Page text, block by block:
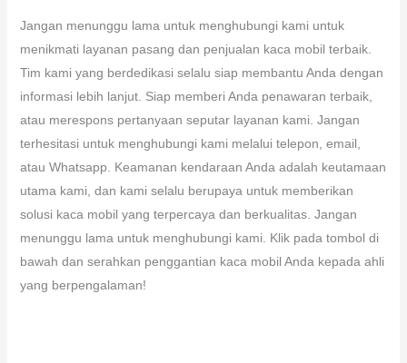
Jangan menunggu lama untuk menghubungi kami untuk
menikmati layanan pasang dan penjualan kaca mobil terbaik.
Tim kami yang berdedikasi selalu siap membantu Anda dengan
informasi lebih lanjut. Siap memberi Anda penawaran terbaik,
atau merespons pertanyaan seputar layanan kami. Jangan
terhesitasi untuk menghubungi kami melalui telepon, email,
atau Whatsapp. Keamanan kendaraan Anda adalah keutamaan
utama kami, dan kami selalu berupaya untuk memberikan
solusi kaca mobil yang terpercaya dan berkualitas. Jangan
menunggu lama untuk menghubungi kami. Klik pada tombol di
bawah dan serahkan penggantian kaca mobil Anda kepada ahli
yang berpengalaman!